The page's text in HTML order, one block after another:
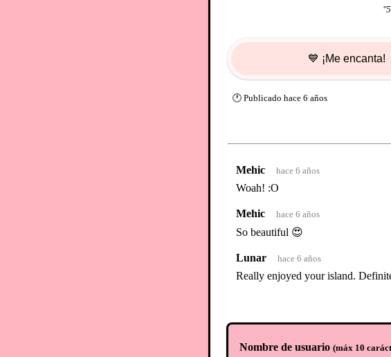
"
💙 ¡Me encanta!
🕐 Publicado hace 6 años
Mehic hace 6 años
Woah! :O
Mehic hace 6 años
So beautiful 😍
Lunar hace 6 años
Really enjoyed your island.
Nombre de usuario (máx 10